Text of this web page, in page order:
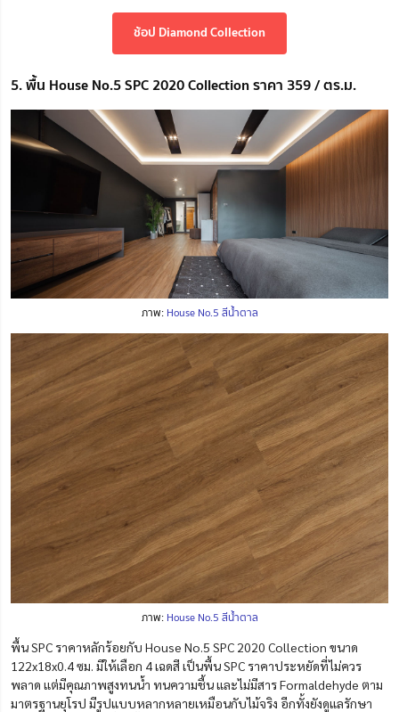
ช้อป Diamond Collection
5. พื้น House No.5 SPC 2020 Collection ราคา 359 / ตร.ม.
ภาพ: House No.5 สีน้ำตาล
ภาพ: House No.5 สีน้ำตาล
พื้น SPC ราคาหลักร้อยกับ House No.5 SPC 2020 Collection ขนาด
122x18x0.4 ซม. มีให้เลือก 4 เฉดสี เป็นพื้น SPC ราคาประหยัดที่ไม่ควร
พลาด แต่มีคุณภาพสูงทนน้ำ ทนความชื้น และไม่มีสาร Formaldehyde ตาม
มาตรฐานยุโรป มีรูปแบบหลากหลายเหมือนกับไม้จริง อีกทั้งยังดูแลรักษา